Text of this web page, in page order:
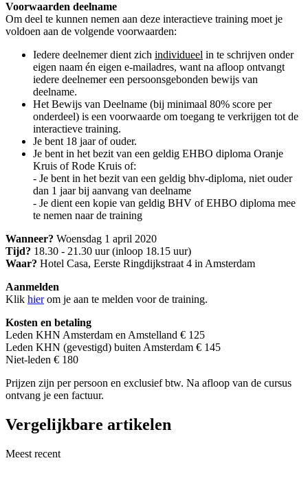
Voorwaarden deelname
Om deel te kunnen nemen aan deze interactieve training moet je
voldoen aan de volgende voorwaarden:
Iedere deelnemer dient zich individueel in te schrijven onder
eigen naam én eigen e-mailadres, want na afloop ontvangt
iedere deelnemer een persoonsgebonden bewijs van
deelname.
Het Bewijs van Deelname (bij minimaal 80% score per
onderdeel) is een voorwaarde om toegang te verkrijgen tot de
interactieve training.
Je bent 18 jaar of ouder.
Je bent in het bezit van een geldig EHBO diploma Oranje
Kruis of Rode Kruis of:
- Je bent in het bezit van een geldig bhv-diploma, niet ouder
dan 1 jaar bij aanvang van deelname
- Je dient een kopie van geldig BHV of EHBO diploma mee
te nemen naar de training
Wanneer? Woensdag 1 april 2020
Tijd? 18.30 - 21.30 uur (inloop 18.15 uur)
Waar? Hotel Casa, Eerste Ringdijkstraat 4 in Amsterdam
Aanmelden
Klik hierom je aan te melden voor de training.
Kosten en betaling
Leden KHN Amsterdam en Amstelland € 125
Leden KHN (gevestigd) buiten Amsterdam € 145
Niet-leden € 180
Prijzen zijn per persoon en exclusief btw. Na afloop van de cursus
ontvang je een factuur.
Vergelijkbare artikelen
Meest recent